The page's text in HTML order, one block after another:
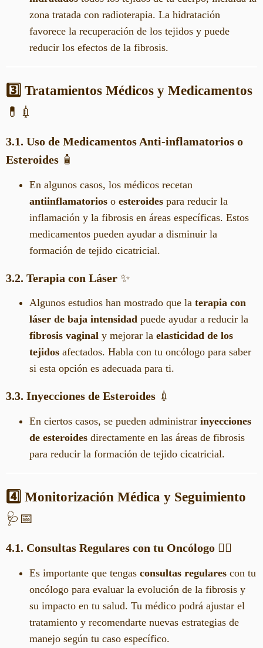
zona tratada con radioterapia. La hidratación
favorece la recuperación de los tejidos y puede
reducir los efectos de la fibrosis.
3️⃣ Tratamientos Médicos y Medicamentos
💊💉
3.1. Uso de Medicamentos Anti-inflamatorios o
Esteroides 🧴
En algunos casos, los médicos recetan
antiinflamatorios o esteroides para reducir la
inflamación y la fibrosis en áreas específicas. Estos
medicamentos pueden ayudar a disminuir la
formación de tejido cicatricial.
3.2. Terapia con Láser ✨
Algunos estudios han mostrado que la terapia con
láser de baja intensidad puede ayudar a reducir la
fibrosis vaginal y mejorar la elasticidad de los
tejidos afectados. Habla con tu oncólogo para saber
si esta opción es adecuada para ti.
3.3. Inyecciones de Esteroides 💉
En ciertos casos, se pueden administrar inyecciones
de esteroides directamente en las áreas de fibrosis
para reducir la formación de tejido cicatricial.
4️⃣ Monitorización Médica y Seguimiento
🩺📅
4.1. Consultas Regulares con tu Oncólogo 🧑‍⚕️
Es importante que tengas consultas regulares con tu
oncólogo para evaluar la evolución de la fibrosis y
su impacto en tu salud. Tu médico podrá ajustar el
tratamiento y recomendarte nuevas estrategias de
manejo según tu caso específico.